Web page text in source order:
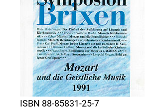
ISBN 88-85831-25-7